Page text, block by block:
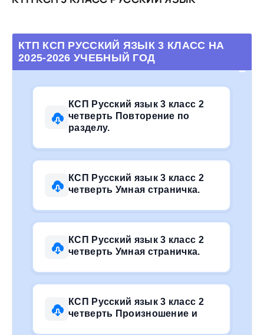
КТП КСП РУССКИЙ ЯЗЫК 3 КЛАСС НА
2025-2026 УЧЕБНЫЙ ГОД
КСП Русский язык 3 класс 2
четверть Повторение по
разделу.
КСП Русский язык 3 класс 2
четверть Умная страничка.
КСП Русский язык 3 класс 2
четверть Умная страничка.
КСП Русский язык 3 класс 2
четверть Произношение и